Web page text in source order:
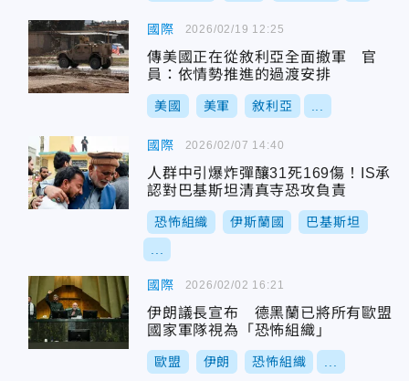
國際
傳美國正在從敘利亞全面撤軍 官
員：依情勢推進的過渡安排
美國 美軍 敘利亞
2026/02/19 12:25
國際
人群中引爆炸彈釀31死169傷！IS承
認對巴基斯坦清真寺恐攻負責
恐怖組織 伊斯蘭國 巴基斯坦
2026/02/07 14:40
國際
伊朗議長宣布 德黑蘭已將所有歐盟
國家軍隊視為「恐怖組織」
歐盟 伊朗 恐怖組織
2026/02/02 16:21